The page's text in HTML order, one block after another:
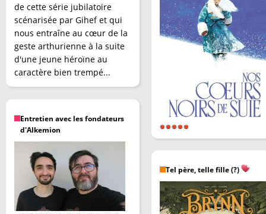
de cette série jubilatoire
scénarisée par Gihef et qui
nous entraîne au cœur de la
geste arthurienne à la suite
d'une jeune héroïne au
caractère bien trempé...
Entretien avec les fondateurs
d'Alkemion
Tel père, telle fille (?)